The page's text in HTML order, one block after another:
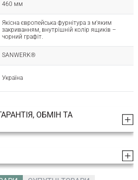
460 мм
Якісна європейська фурнітура з м'яким
закриванням, внутрішній колір ящиків –
чорний графіт.
SANWERK®
Україна
ОБМІН ТА